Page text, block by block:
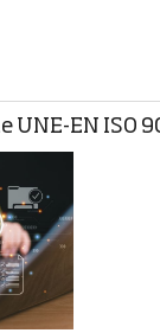
UNE-EN ISO